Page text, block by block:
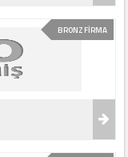
BRONZ FİRMA